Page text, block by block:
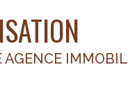
AGENCE